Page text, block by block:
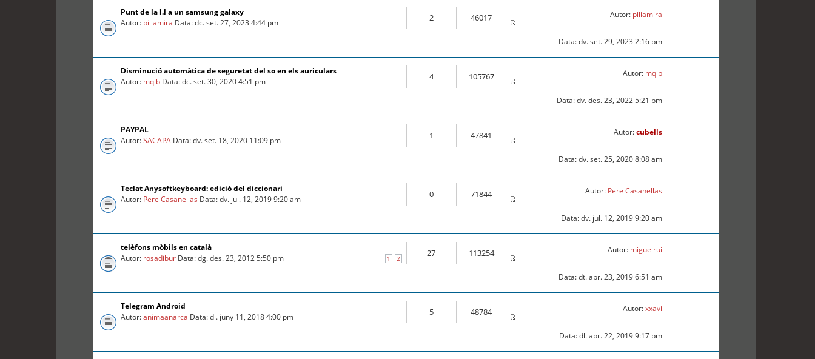
Punt de la l.l a un samsung galaxy
Autor: piliamira Data: dc. set. 27, 2023 4:44 pm 2 46017 Autor: piliamira
Data: dv. set. 29, 2023 2:16 pm
Disminució automàtica de seguretat del so en els auriculars
Autor: mqlb Data: dc. set. 30, 2020 4:51 pm 4 105767 Autor: mqlb
Data: dv. des. 23, 2022 5:21 pm
PAYPAL
Autor:SACAPA Data: dv. set. 18, 2020 11:09 pm 1 47841 Autor:cubells
Data: dv. set. 25, 2020 8:08 am
Teclat Anysoftkeyboard: edició del diccionari
Autor: Pere Casanellas Data: dv. jul. 12, 2019 9:20 am 0 71844 Autor: Pere Casanellas
Data: dv. jul. 12, 2019 9:20 am
telèfons mòbils en català
1 2
Autor: rosadibur Data: dg. des. 23, 2012 5:50 pm 27 113254 Autor: miguelrui
Data: dt. abr. 23, 2019 6:51 am
Telegram Android
Autor:animaanarca Data: dl. juny 11, 2018 4:00 pm 5 48784 Autor:xxavi
Data: dl. abr. 22, 2019 9:17 pm